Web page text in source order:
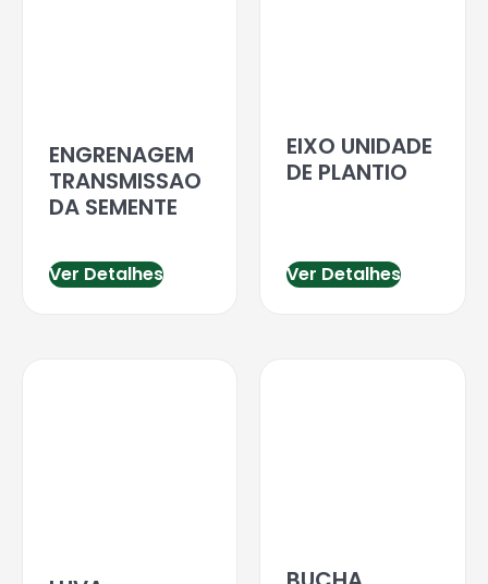
ENGRENAGEM
TRANSMISSAO
DA SEMENTE
Ver Detalhes
EIXO UNIDADE
DE PLANTIO
Ver Detalhes